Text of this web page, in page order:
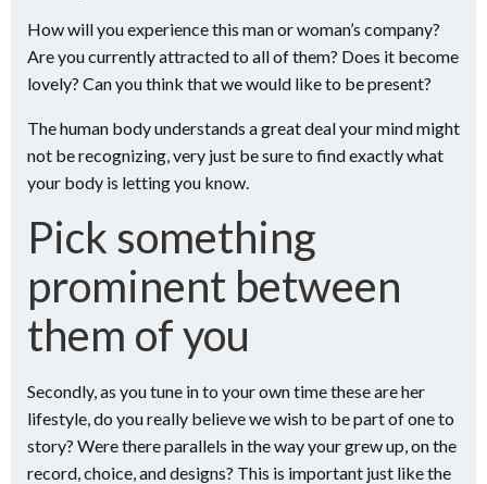
How will you experience this man or woman’s company?
Are you currently attracted to all of them? Does it become
lovely? Can you think that we would like to be present?
The human body understands a great deal your mind might
not be recognizing, very just be sure to find exactly what
your body is letting you know.
Pick something
prominent between
them of you
Secondly, as you tune in to your own time these are her
lifestyle, do you really believe we wish to be part of one to
story? Were there parallels in the way your grew up, on the
record, choice, and designs? This is important just like the